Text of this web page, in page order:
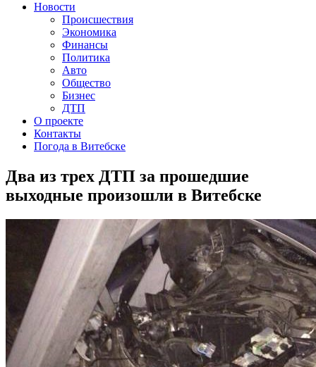
Новости
Происшествия
Экономика
Финансы
Политика
Авто
Общество
Бизнес
ДТП
О проекте
Контакты
Погода в Витебске
Два из трех ДТП за прошедшие
выходные произошли в Витебске